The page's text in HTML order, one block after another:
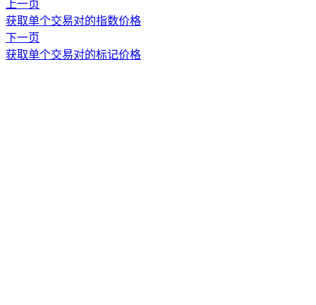
上一页
获取单个交易对的指数价格
下一页
获取单个交易对的标记价格